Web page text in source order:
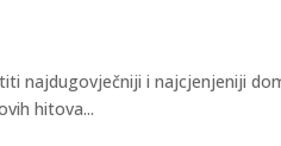
najdugovječniji i najcjenjeniji
hitova...